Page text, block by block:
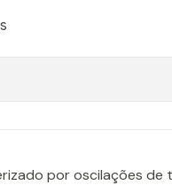
por oscilações de